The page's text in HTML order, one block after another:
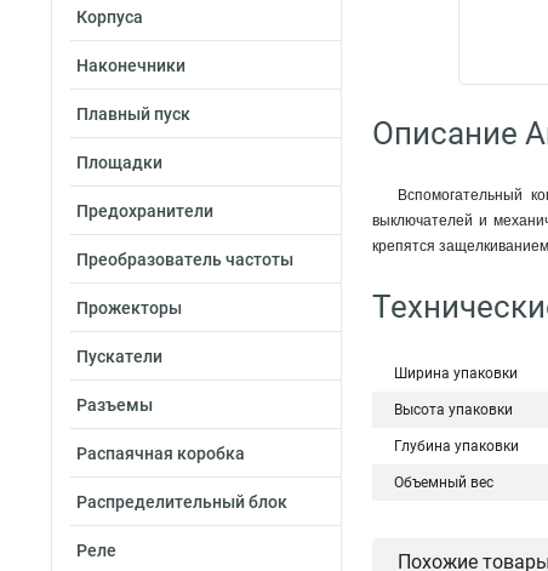
Корпуса
Наконечники
Плавный пуск
Площадки
Предохранители
Преобразователь частоты
Прожекторы
Пускатели
Разъемы
Распаячная коробка
Распределительный блок
Реле
Описание
Вспомогательный
выключателей и
крепятся
Ширина упаковки
Высота упаковки
Глубина упаковки
Объемный вес
Похожие товары